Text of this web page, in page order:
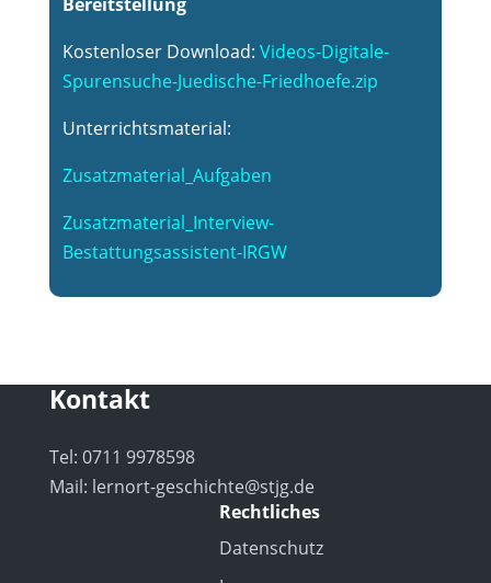
Kostenloser Download: Videos-Digitale-
Spurensuche-Juedische-Friedhoefe.zip
Unterrichtsmaterial:
Zusatzmaterial_Aufgaben
Zusatzmaterial_Interview-
Bestattungsassistent-IRGW
Kontakt
Tel: 0711 9978598
Mail: lernort-geschichte@stjg.de
Rechtliches
Datenschutz